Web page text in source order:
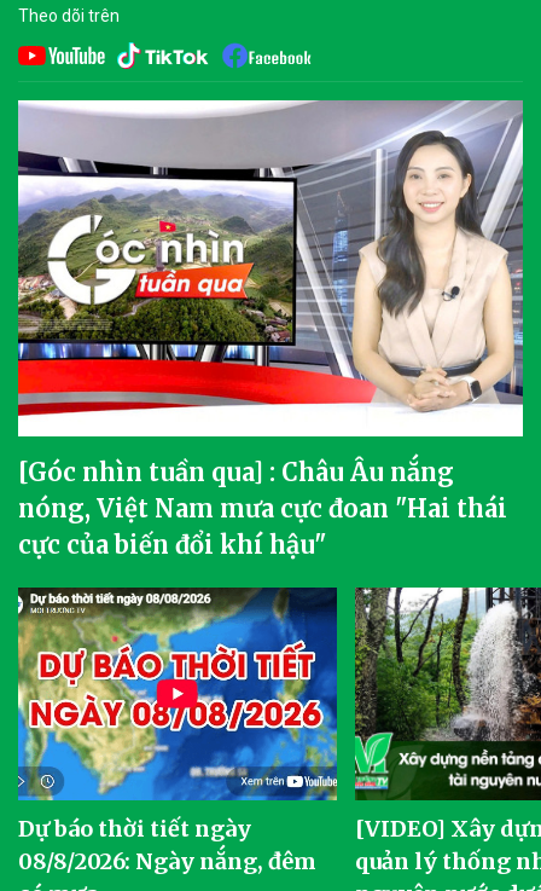
Theo dõi trên
[Góc nhìn tuần qua] : Châu Âu nắng
nóng, Việt Nam mưa cực đoan "Hai thái
cực của biến đổi khí hậu"
Dự báo thời tiết ngày
08/8/2026: Ngày nắng, đêm
[VIDEO] Xây
quản lý thống